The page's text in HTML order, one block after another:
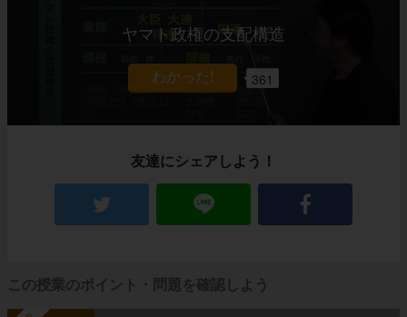
ヤマト政権の支配構造
361
友達にシェアしよう！
この授業のポイント・問題を確認しよう